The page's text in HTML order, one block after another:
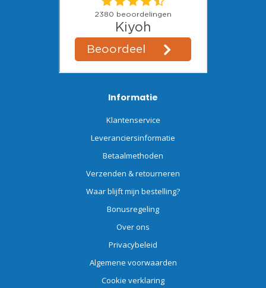
Informatie
Klantenservice
Leveranciersinformatie
Betaalmethoden
Verzenden & retourneren
Waar blijft mijn bestelling?
Bonusregeling
Over ons
Privacybeleid
Algemene voorwaarden
Cookie verklaring